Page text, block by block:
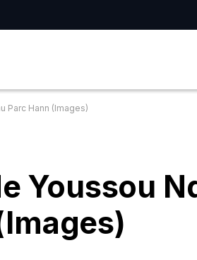
Parc Hann (Images)
Youssou